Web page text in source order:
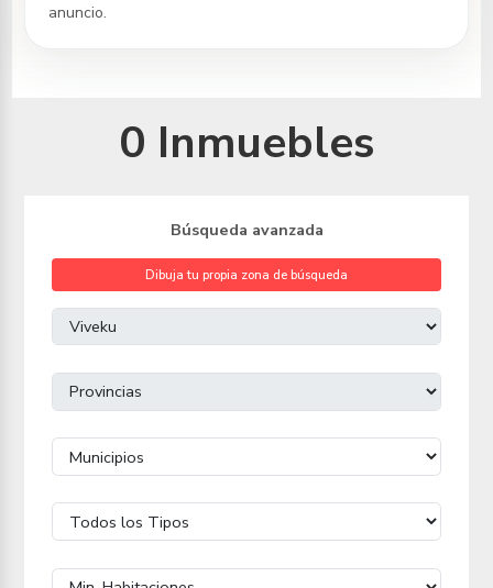
anuncio.
0 Inmuebles
Búsqueda avanzada
Dibuja tu propia zona de búsqueda